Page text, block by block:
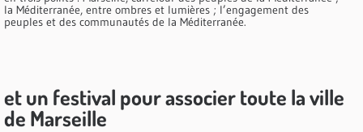
la Méditerranée, entre ombres et lumières ; l’engagement des
peuples et des communautés de la Méditerranée.
et un festival pour associer toute la ville
de Marseille